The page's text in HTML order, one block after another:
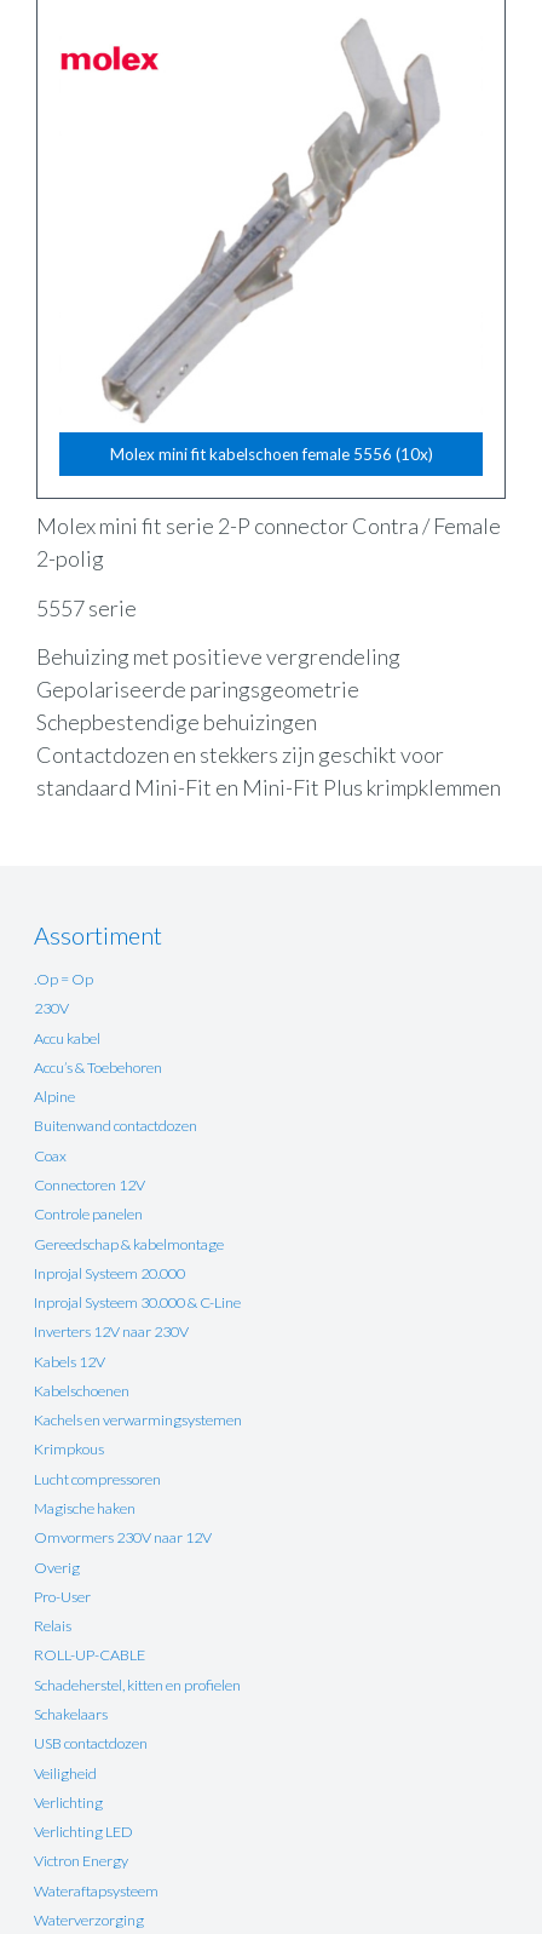
Molex mini fit kabelschoen female 5556 (10x)
Molex mini fit serie 2-P connector Contra / Female
2-polig
5557 serie
Behuizing met positieve vergrendeling
Gepolariseerde paringsgeometrie
Schepbestendige behuizingen
Contactdozen en stekkers zijn geschikt voor
standaard Mini-Fit en Mini-Fit Plus krimpklemmen
Assortiment
.Op = Op
230V
Accu kabel
Accu’s & Toebehoren
Alpine
Buitenwand contactdozen
Coax
Connectoren 12V
Controle panelen
Gereedschap & kabelmontage
Inprojal Systeem 20.000
Inprojal Systeem 30.000 & C-Line
Inverters 12V naar 230V
Kabels 12V
Kabelschoenen
Kachels en verwarmingsystemen
Krimpkous
Lucht compressoren
Magische haken
Omvormers 230V naar 12V
Overig
Pro-User
Relais
ROLL-UP-CABLE
Schadeherstel, kitten en profielen
Schakelaars
USB contactdozen
Veiligheid
Verlichting
Verlichting LED
Victron Energy
Wateraftapsysteem
Waterverzorging